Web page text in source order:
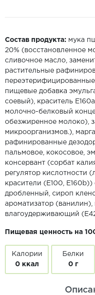
Состав продукта: мука
20% (восстановленное
сливочное масло,
растительные
пищевые добавка
соевый), краситель
молочно-белковый
обезжиренное молоко),
микроорганизмов.),
рафинированные
пальмовое, кокосовое,
консервант (сорбат
регулятор кислотности
красители (Е100, Е160b))
дробленный, сироп
ароматизатор (ванилин),
влагоудерживающий
Пищевая ценность на
Калории
0 ккал
Белки
0 г